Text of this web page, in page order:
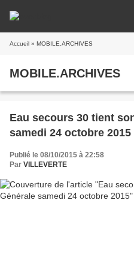
Accueil » MOBILE.ARCHIVES
MOBILE.ARCHIVES
Eau secours 30 tient
samedi 24 octobre 2015
Publié le 08/10/2015 à 22:58
Par VILLEVERTE